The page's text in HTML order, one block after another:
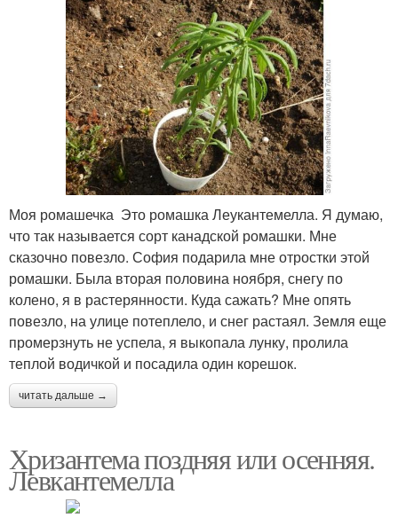
Моя ромашечка Это ромашка Леукантемелла. Я думаю,
что так называется сорт канадской ромашки. Мне
сказочно повезло. София подарила мне отростки этой
ромашки. Была вторая половина ноября, снегу по
колено, я в растерянности. Куда сажать? Мне опять
повезло, на улице потеплело, и снег растаял. Земля еще
промерзнуть не успела, я выкопала лунку, пролила
теплой водичкой и посадила один корешок.
читать дальше →
Хризантема поздняя или осенняя.
Левкантемелла